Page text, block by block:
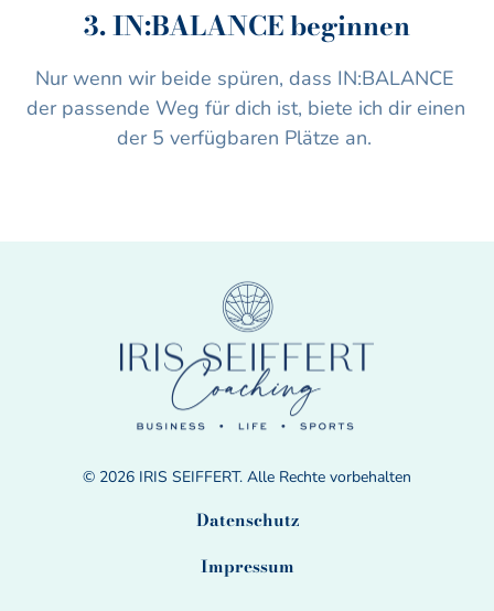
3. IN:BALANCE beginnen
Nur wenn wir beide spüren, dass IN:BALANCE
der passende Weg für dich ist, biete ich dir einen
der 5 verfügbaren Plätze an.
© 2026 IRIS SEIFFERT. Alle Rechte vorbehalten
Datenschutz
Impressum